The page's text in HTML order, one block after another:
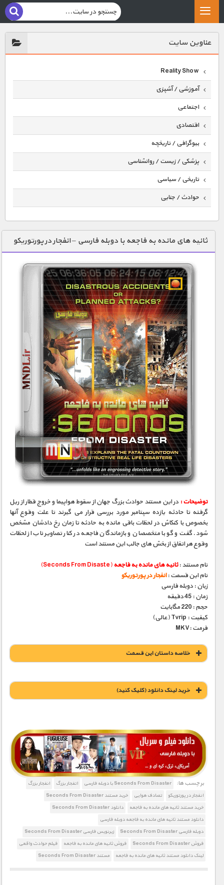
عناوين سايت
Reality Show
آموزشی / آشپزی
اجتماعی
اقتصادی
بیوگرافی / تاریخچه
پزشکی / زیست / روانشناسی
تاریخی / سیاسی
حوادث / جنایی
دنیای خوراکی ها
زمین شناسی / محیط زیست
سازه/ معماری/ مهندسی
سرگرمی
شناخت کودکان
طبیعت
علم و فناوری
فرهنگ / هنر
کیهان / نجوم
گردشگری
ماورایی
مسابقات / ورزشی
مستند های اختصاصی
ثانیه های مانده به فاجعه با دوبله فارسی – انفجار در پورتوریکو
توضیحات : در این مستند حوادث بزرگ جهان از سقوط هواپیما و خروج قطار از ریل
گرفته تا حادثه یازده سپتامبر مورد بررسی قرار می گیرند تا علت وقوع آنها
بخصوص با کنکاش در لحظات باقی مانده به حادثه تا زمان رخ دادشان مشخص
شود. گفت و گو با متخصصان و بازماندگان فاجعه در کنار تصاویر ناب از لحظات
وقوع هر اتفاق از بخش های جالب این مستند است
نام مستند :ثانیه های مانده به فاجعه(Seconds From Disaste)
نام این قسمت :انفجار در پورتوریکو
زبان : دوبله فارسی
زمان : 45 دقیقه
حجم : 220 مگابایت
کیفیت : Tvrip (عالی)
فرمت :MKV
خلاصه داستان این قسمت
خريد لينک دانلود (کليک کنيد)
1900 تومان – خريد لينک دانلود (افزودن به سبد خريد)
برچسب ها: Seconds From Disaster با دوبله فارسی اتفجار بزرگ
انفجار بزرگ
انفجار در پورتوریکو
تصادف هوایی
خرید مستند Seconds From Disaster
خرید مستند ثانیه های مانده به فاجعه
دانلود Seconds From Disaster
دانلود مستند ثانیه های مانده به فاجعه دوبله فارسی
دوبله فارسی Seconds From Disaster
زیرنویس فارسی Seconds From Disaster
فروش Seconds From Disaster
فروش ثانیه های مانده به فاجعه
فیلم حوادث واقعی
لینک دانلود مستند ثانیه های مانده به فاجعه
مستند Seconds From Disaster